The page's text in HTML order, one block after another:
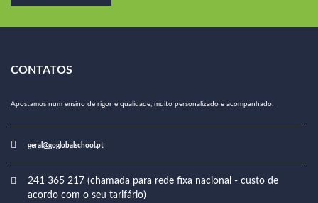
CONTATOS
Apostamos num ensino de rigor e qualidade, muito personalizado e acompanhado.
geral@goglobalschool.pt
241 365 217 (chamada para rede fixa nacional - custo de
acordo com o seu tarifário)